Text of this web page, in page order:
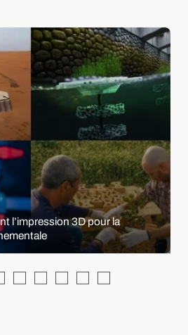
l’impression 3D pour la